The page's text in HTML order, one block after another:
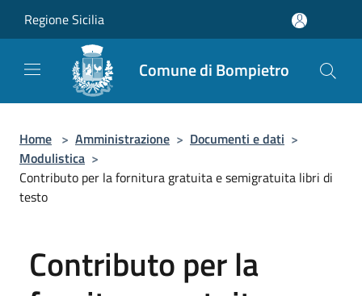
Regione Sicilia
Comune di Bompietro
Home > Amministrazione > Documenti e dati >
Modulistica >
Contributo per la fornitura gratuita e semigratuita libri di
testo
Contributo per la